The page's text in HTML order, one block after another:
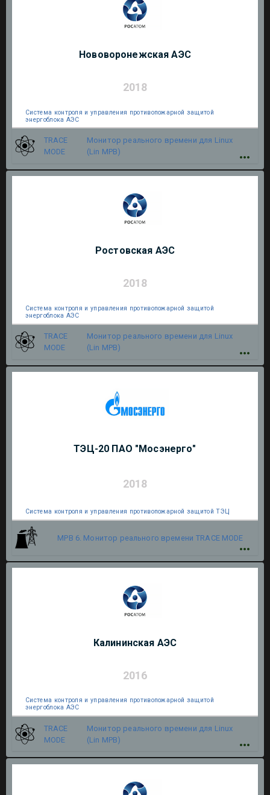
Нововоронежская АЭС
2018
Система контроля и управления противопожарной защитой
энергоблока АЭС
TRACE
MODE
Монитор реального времени для Linux
(Lin МРВ)
Ростовская АЭС
2018
Система контроля и управления противопожарной защитой
энергоблока АЭС
TRACE
MODE
Монитор реального времени для Linux
(Lin МРВ)
ТЭЦ-20 ПАО "Мосэнерго"
2018
Система контроля и управления противопожарной защитой ТЭЦ
МРВ 6. Монитор реального времени TRACE MODE
Калининская АЭС
2016
Система контроля и управления противопожарной защитой
энергоблока АЭС
TRACE
MODE
Монитор реального времени для Linux
(Lin МРВ)